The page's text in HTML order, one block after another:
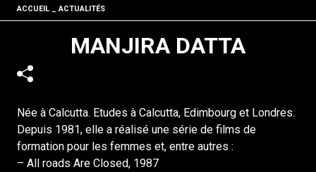
Fil d'ariane
ACCUEIL ACTUALITÉS
MANJIRA DATTA
Née à Calcutta. Etudes à Calcutta, Edimbourg et Londres.
Depuis 1981, elle a réalisé une série de films de
formation pour les femmes et, entre autres :
– All roads Are Closed, 1987